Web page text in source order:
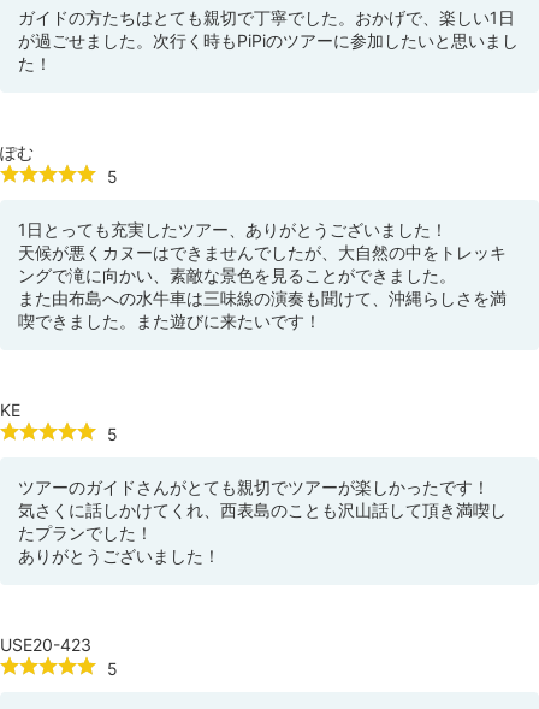
ガイドの方たちはとても親切で丁寧でした。おかげで、楽しい1日
が過ごせました。次行く時もPiPiのツアーに参加したいと思いまし
た！
ぽむ
5
1日とっても充実したツアー、ありがとうございました！
天候が悪くカヌーはできませんでしたが、大自然の中をトレッキ
ングで滝に向かい、素敵な景色を見ることができました。
また由布島への水牛車は三味線の演奏も聞けて、沖縄らしさを満
喫できました。また遊びに来たいです！
KE
5
ツアーのガイドさんがとても親切でツアーが楽しかったです！
気さくに話しかけてくれ、西表島のことも沢山話して頂き満喫し
たプランでした！
ありがとうございました！
USE20-423
5